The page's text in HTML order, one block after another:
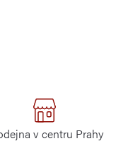
v centru Prahy